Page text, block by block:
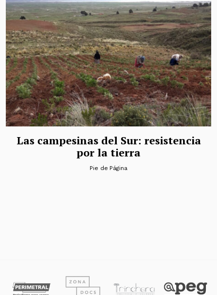
Las campesinas del Sur: resistencia
por la tierra
Pie de Página